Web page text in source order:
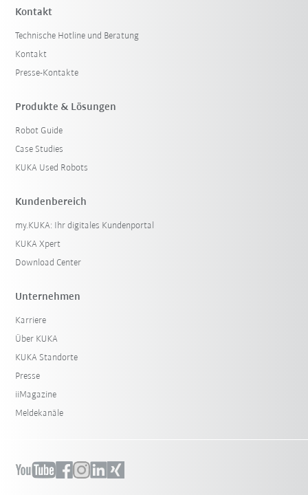
Kontakt
Technische Hotline und Beratung
Kontakt
Presse-Kontakte
Produkte & Lösungen
Robot Guide
Case Studies
KUKA Used Robots
Kundenbereich
my.KUKA: Ihr digitales Kundenportal
KUKA Xpert
Download Center
Unternehmen
Karriere
Über KUKA
KUKA Standorte
Presse
iiMagazine
Meldekanäle